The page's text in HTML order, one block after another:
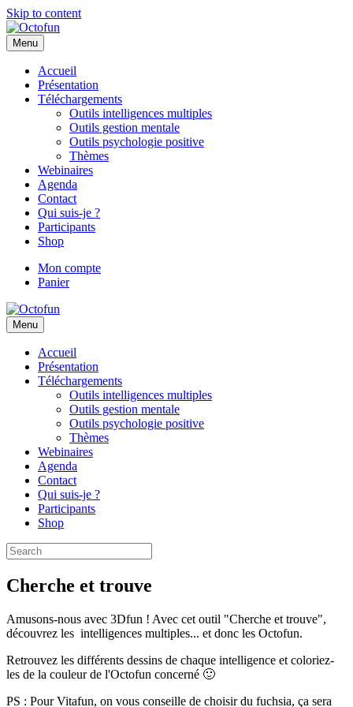
Skip to content
Menu
Accueil
Présentation
Téléchargements
Outils intelligences multiples
Outils gestion mentale
Outils psychologie positive
Thèmes
Webinaires
Agenda
Contact
Qui suis-je ?
Participants
Shop
Mon compte
Panier
Menu
Accueil
Présentation
Téléchargements
Outils intelligences multiples
Outils gestion mentale
Outils psychologie positive
Thèmes
Webinaires
Agenda
Contact
Qui suis-je ?
Participants
Shop
Cherche et trouve
Amusons-nous avec 3Dfun ! Avec cet outil "Cherche et trouve",
découvrez les intelligences multiples... et donc les Octofun.
Retrouvez les différents dessins de chaque intelligence et coloriez-
les de la couleur de l'Octofun concerné 🙂
PS : Pour Vitafun, on vous conseille de choisir du fuchsia, ça sera